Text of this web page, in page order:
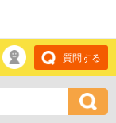
質問する